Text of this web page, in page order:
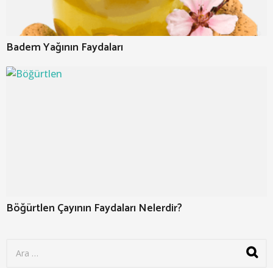
Badem Yağının Faydaları
Böğürtlen Çayının Faydaları Nelerdir?